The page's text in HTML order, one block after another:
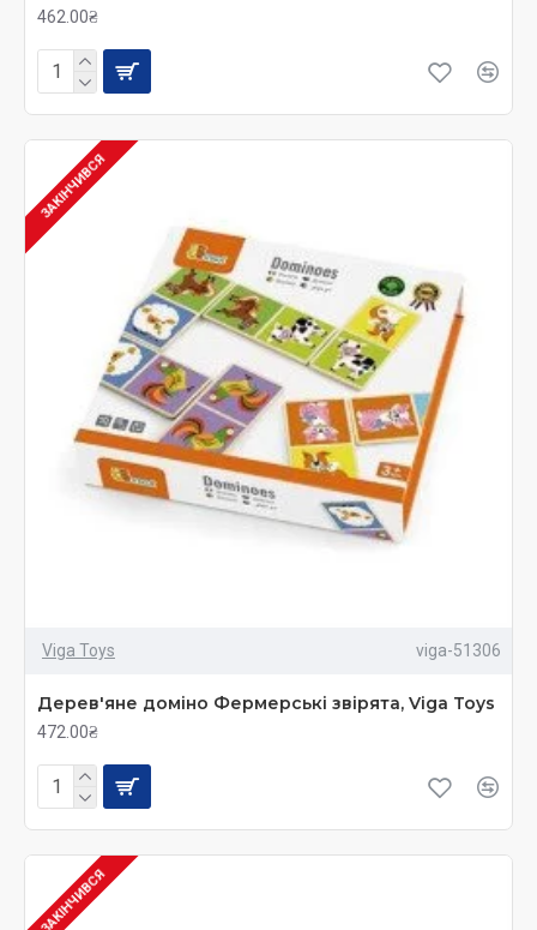
462.00₴
ЗАКІНЧИВСЯ
Viga Toys viga-51306
Дерев'яне доміно Фермерські звірята, Viga Toys
472.00₴
ЗАКІНЧИВСЯ